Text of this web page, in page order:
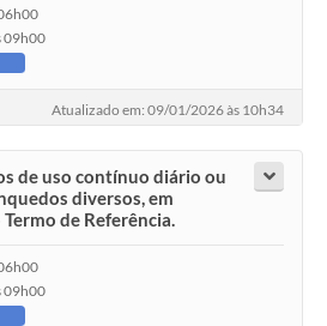
09h00
Atualizado em: 09/01/2026 às 10h34
de uso contínuo diário ou
diversos, em
de Referência.
09h00